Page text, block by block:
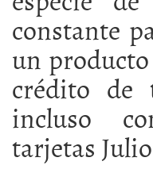
constante
un
crédito de
incluso
tarjetas